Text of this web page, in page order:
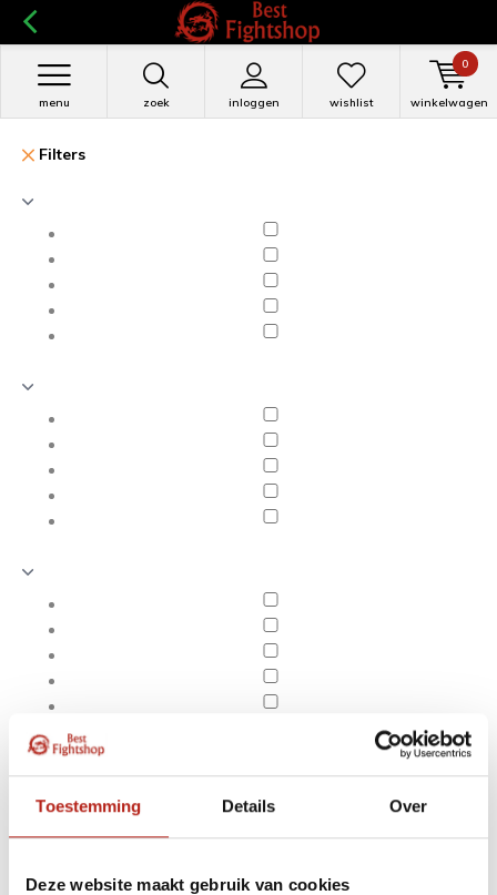
Toestemming Details Over
Deze website maakt gebruik van cookies
zoek inloggen
menu wishlist winkelwagen
0
Filters